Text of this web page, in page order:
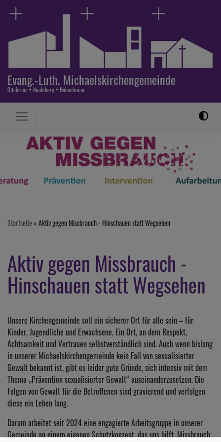
Direkt
zum
Evang.-Luth. Michaelskirchengemeinde
Ottobrunn + Neubiberg + Hohenbrunn
Hauptnavigation
Startseite Aktiv gegen Missbrauch - Hinschauen statt Wegsehen
Aktiv gegen Missbrauch -
Hinschauen statt Wegsehen
Unsere Kirchengemeinde soll ein sicherer Ort für alle sein – für
Kinder, Jugendliche und Erwachsene. Ein Ort, an dem Respekt,
Achtsamkeit und Vertrauen selbstverständlich sind. Auch wenn bislang
in unserer Michaelskirchengemeinde kein Fall von sexualisierter
Gewalt bekannt ist, gibt es leider gute Gründe, sich intensiv mit dem
Thema „Prävention sexualisierter Gewalt“ auseinanderzusetzen. Die
Folgen von Gewalt für die Betroffenen sind gravierend und verfolgen
diese ein Leben lang.
Darum arbeitet seit 2024 eine engagierte Arbeitsgruppe in unserer
Gemeinde an einem eigenen Schutzkonzept, das uns hilft, Missbrauch